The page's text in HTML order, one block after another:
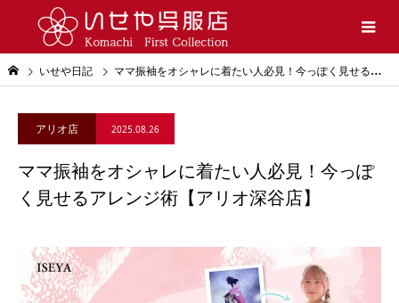
いせや日記 ママ振袖をオシャレに着たい人必見！今っぽく見せるアレンジ術【アリオ深谷店】
アリオ店 2025.08.26
ママ振袖をオシャレに着たい人必見！今っぽ
く見せるアレンジ術【アリオ深谷店】